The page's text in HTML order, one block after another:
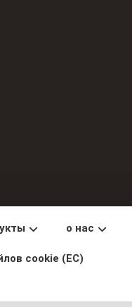
о нас
cookie (ЕС)